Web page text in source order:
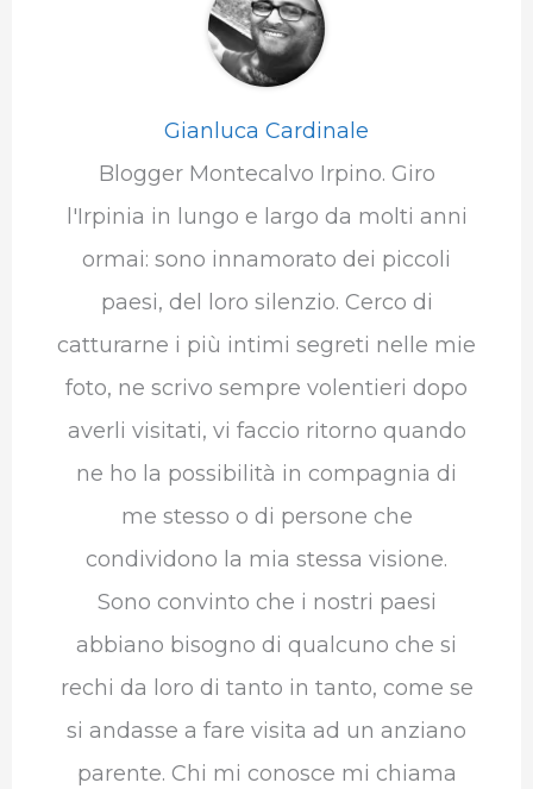
Gianluca Cardinale
Blogger Montecalvo Irpino. Giro
l'Irpinia in lungo e largo da molti anni
ormai: sono innamorato dei piccoli
paesi, del loro silenzio. Cerco di
catturarne i più intimi segreti nelle mie
foto, ne scrivo sempre volentieri dopo
averli visitati, vi faccio ritorno quando
ne ho la possibilità in compagnia di
me stesso o di persone che
condividono la mia stessa visione.
Sono convinto che i nostri paesi
abbiano bisogno di qualcuno che si
rechi da loro di tanto in tanto, come se
si andasse a fare visita ad un anziano
parente. Chi mi conosce mi chiama